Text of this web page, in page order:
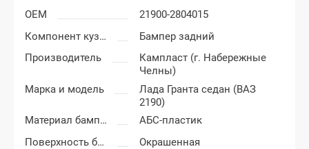
OEM
21900-2804015
Компонент кузова
Бампер задний
Производитель
Кампласт (г. Набережные
Челны)
Марка и модель
Лада Гранта седан (ВАЗ
2190)
Материал бампера
АБС-пластик
Поверхность бампера
Окрашенная